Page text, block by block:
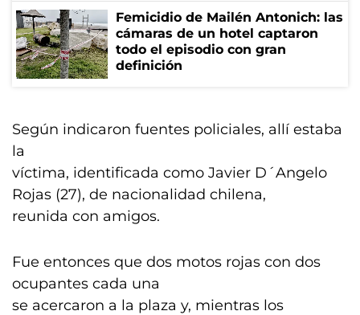
Femicidio de Mailén Antonich: las
cámaras de un hotel captaron
todo el episodio con gran
definición
Según indicaron fuentes policiales, allí estaba
la
víctima, identificada como Javier D´Angelo
Rojas (27), de nacionalidad chilena,
reunida con amigos.
Fue entonces que dos motos rojas con dos
ocupantes cada una
se acercaron a la plaza y, mientras los